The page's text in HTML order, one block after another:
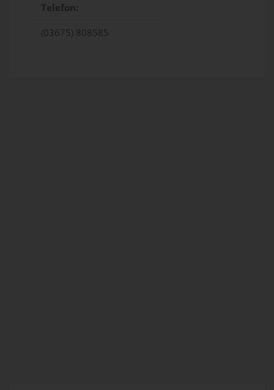
Telefon:
(03675) 808585